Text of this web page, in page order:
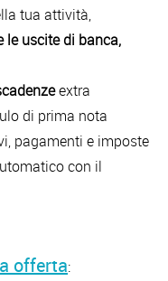
tua attività,
le uscite di banca,
extra
di prima nota
pagamenti e imposte
con il
offerta: